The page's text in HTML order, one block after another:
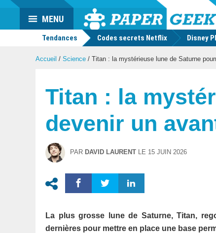
Actu
geek
MENU
Tendances Codes secrets Netflix Disney
Accueil / Science / Titan : la mystérieuse lune de Saturne
Titan : la
devenir un
PAR DAVID LAURENT LE 15 JUIN 2026
La plus grosse lune de Saturne, Titan,
dernières pour mettre en place une base